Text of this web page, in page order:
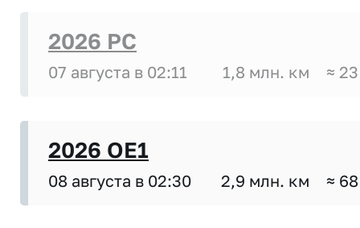
2026 PC
07 августа в 02:11 1,8 млн. км ≈
2026 OE1
08 августа в 02:30 2,9 млн. км ≈